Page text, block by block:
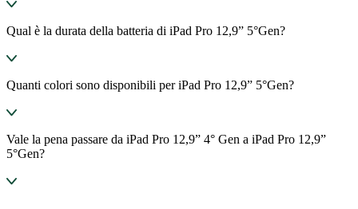
Qual è la durata della batteria di iPad Pro 12,9” 5°Gen?
Quanti colori sono disponibili per iPad Pro 12,9” 5°Gen?
Vale la pena passare da iPad Pro 12,9” 4° Gen a iPad Pro 12,9”
5°Gen?